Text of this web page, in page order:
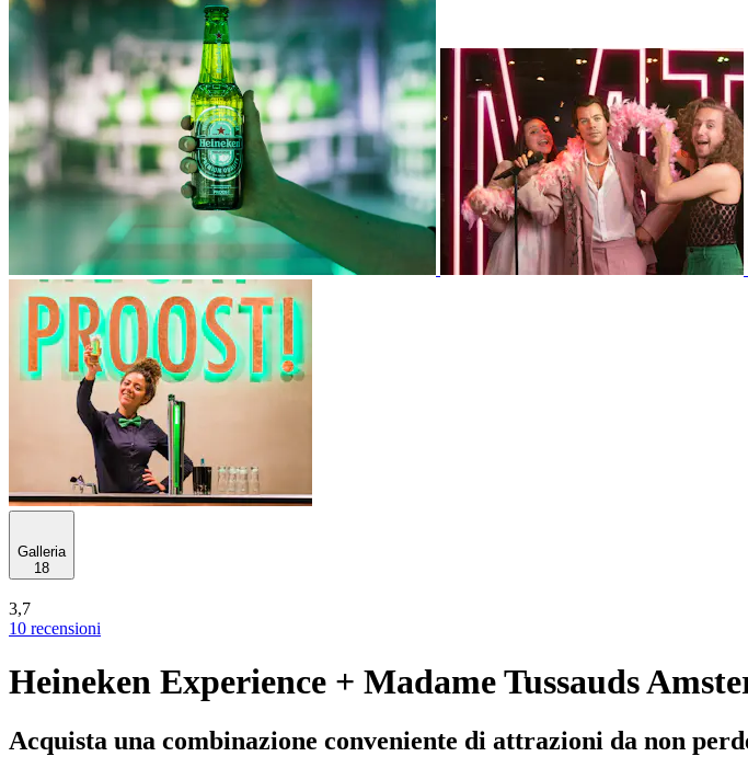
Galleria
18
3,7
10 recensioni
Heineken Experience + Madame Tussauds
Acquista una combinazione conveniente di attrazioni da non